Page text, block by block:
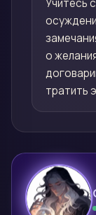
Учитесь
о
тратить